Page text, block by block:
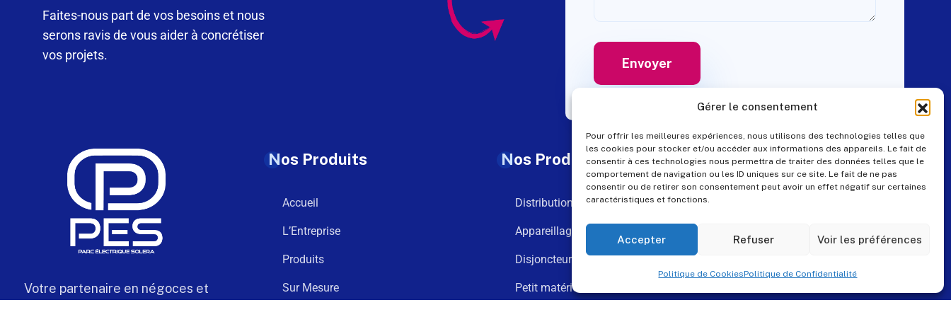
Gérer le consentement
Pour offrir les meilleures expériences, nous utilisons des technologies telles que
les cookies pour stocker et/ou accéder aux informations des appareils. Le fait de
consentir à ces technologies nous permettra de traiter des données telles que le
comportement de navigation ou les ID uniques sur ce site. Le fait de ne pas
consentir ou de retirer son consentement peut avoir un effet négatif sur certaines
caractéristiques et fonctions.
Accepter Refuser Voir les préférences
Politique de CookiesPolitique de Confidentialité
Faites-nous part de vos besoins et nous
serons ravis de vous aider à concrétiser
vos projets.
Votre partenaire en négoces et
Nos Produits
Accueil
L’Entreprise
Produits
Sur Mesure
Nos Produits
Distribution
Appareillage
Disjoncteurs
Petit matériel
Contact
pes@pes-solutions.fr
8 Rue du Tonnelier,